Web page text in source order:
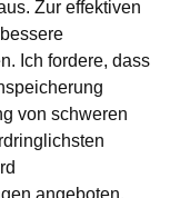
Zur effektiven
Ich fordere, dass
von schweren